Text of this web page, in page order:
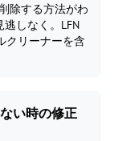
除する方法がわ
しなく。LFN
クリーナーを含
い時の修正